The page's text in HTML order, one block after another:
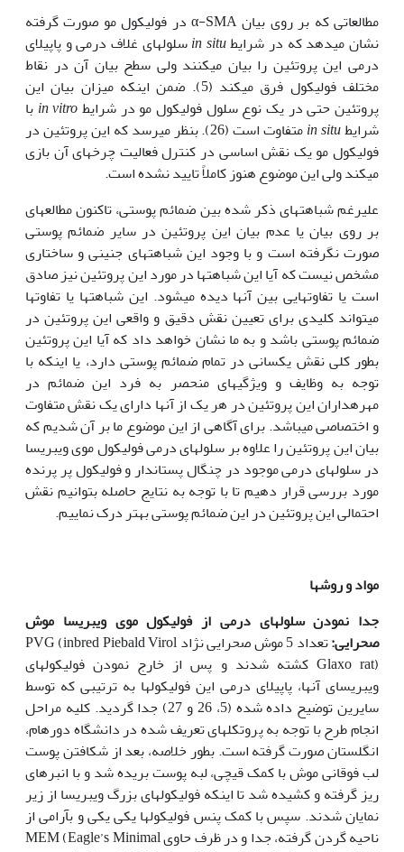
مطالعاتی که بر روی بیان α-SMA در فولیکول مو صورت گرفته
نشان می‏دهد که در شرایطin situسلولهای غلاف درمی و پاپیلای
درمی این پروتئین را بیان می‏کنند ولی سطح بیان آن در نقاط
مختلف فولیکول فرق می‏کند (5). ضمن اینکه میزان بیان این
پروتئین حتی در یک نوع سلول فولیکول مو در شرایطin vitro با
شرایطin situ
متفاوت است (26). بنظر می‏رسد که این پروتئین در
فولیکول مو یک نقش اساسی در کنترل فعالیت چرخه‏ای آن بازی
می‏کند ولی این موضوع هنوز کاملاً تایید نشده است.
علیرغم شباهتهای ذکر شده بین ضمائم پوستی، تاکنون مطالعه‏ای
بر روی بیان یا عدم بیان این پروتئین در سایر ضمائم پوستی
صورت نگرفته است و با وجود این شباهتهای جنینی و ساختاری
مشخص نیست که آیا این شباهتها در مورد این پروتئین نیز صادق
است یا تفاوتهایی بین آنها دیده می‏شود. این شباهتها یا تفاوتها
می‏تواند کلیدی برای تعیین نقش دقیق و واقعی این پروتئین در
ضمائم پوستی باشد و به ما نشان خواهد داد که آیا این پروتئین
بطور کلی نقش یکسانی در تمام ضمائم پوستی دارد، یا اینکه با
توجه به وظایف و ویژگیهای منحصر به فرد این ضمائم در
مهره‏داران این پروتئین در هر یک از آنها دارای یک نقش متفاوت
و اختصاصی می‏باشد. برای آگاهی از این موضوع ما بر آن شدیم که
بیان این پروتئین را علاوه بر سلولهای درمی فولیکول موی ویبریسا
در سلولهای درمی موجود در چنگال پستاندار و فولیکول پر پرنده
مورد بررسی قرار دهیم تا با توجه به نتایج حاصله بتوانیم نقش
احتمالی این پروتئین در این ضمائم پوستی بهتر درک نماییم.
مواد و روش‏ها
جدا نمودن سلولهای درمی از فولیکول موی ویبریسا موش
صحرایی:
تعداد 5 موش صحرایی نژاد PVG (inbred Piebald Virol
Glaxo rat) کشته شدند و پس از خارج نمودن فولیکولهای
ویبریسای آنها، پاپیلای درمی این فولیکولها به ترتیبی که توسط
سایرین توضیح داده شده (5، 26 و 27) جدا گردید. کلیه مراحل
انجام طرح با توجه به پروتکلهای تعریف شده در دانشگاه دورهام،
انگلستان صورت گرفته است. بطور خلاصه، بعد از شکافتن پوست
لب فوقانی موش با کمک قیچی، لبه پوست بریده شد و با انبرهای
ریز گرفته و کشیده شد تا اینکه فولیکولهای بزرگ ویبریسا از زیر
نمایان شدند. سپس با کمک پنس فولیکولها یکی یکی و بآرامی از
ناحیه گردن گرفته، جدا و در ظرف حاوی MEM (Eagle’s Minimal